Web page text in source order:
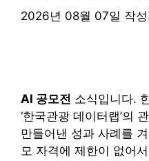
2026년 08월 07일 작
AI 공모전 소식입니다.
‘한국관광 데이터랩’의
만들어낸 성과 사례를
모 자격에 제한이 없어